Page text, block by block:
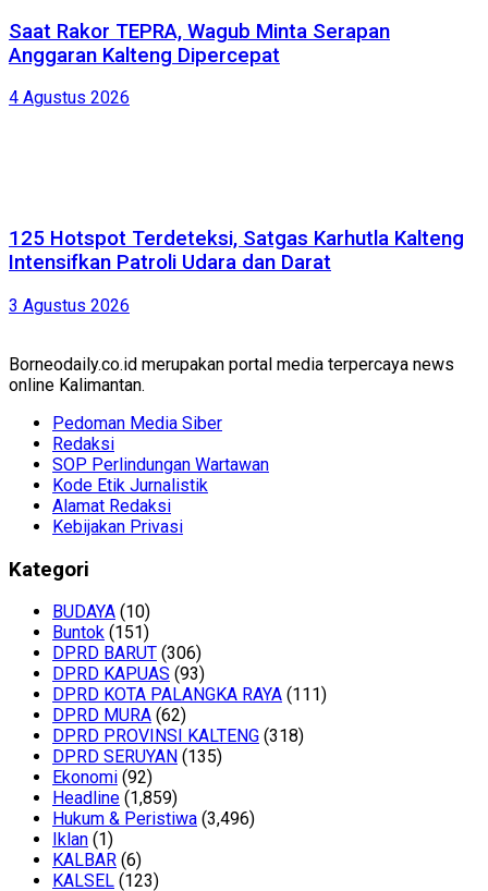
Saat Rakor TEPRA, Wagub Minta Serapan
Anggaran Kalteng Dipercepat
4 Agustus 2026
125 Hotspot Terdeteksi, Satgas Karhutla Kalteng
Intensifkan Patroli Udara dan Darat
3 Agustus 2026
Borneodaily.co.id merupakan portal media terpercaya news
online Kalimantan.
Pedoman Media Siber
Redaksi
SOP Perlindungan Wartawan
Kode Etik Jurnalistik
Alamat Redaksi
Kebijakan Privasi
Kategori
BUDAYA (10)
Buntok (151)
DPRD BARUT (306)
DPRD KAPUAS (93)
DPRD KOTA PALANGKA RAYA (111)
DPRD MURA (62)
DPRD PROVINSI KALTENG (318)
DPRD SERUYAN (135)
Ekonomi (92)
Headline (1,859)
Hukum & Peristiwa (3,496)
Iklan (1)
KALBAR (6)
KALSEL (123)